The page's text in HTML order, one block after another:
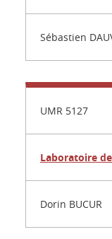
Sébastien
UMR 5127
Laboratoire de
Dorin BUCUR